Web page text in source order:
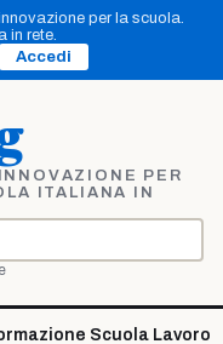
per la scuola.
in rete.
Accedi
PER
ITALIANA IN
Scuola Lavoro